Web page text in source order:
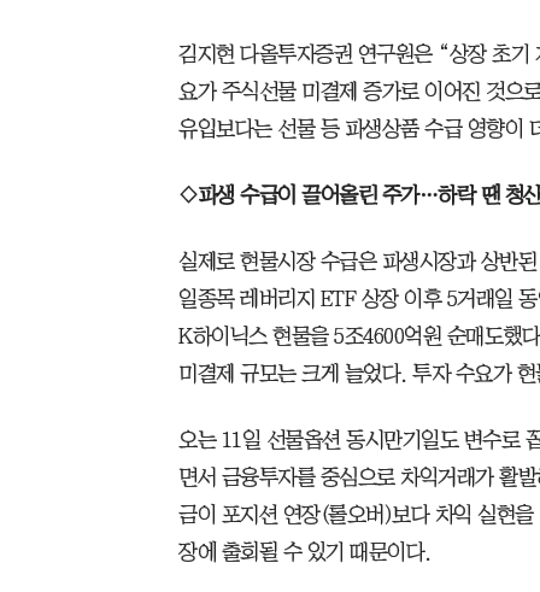
김지현 다올투자증권 연구원은 “상장 초
요가 주식선물 미결제 증가로 이어진 것으
유입보다는 선물 등 파생상품 수급 영향이
◇파생 수급이 끌어올린 주가…하락 땐 청
실제로 현물시장 수급은 파생시장과 상반
일종목 레버리지 ETF 상장 이후 5거래일
K하이닉스 현물을 5조4600억원 순매도했
미결제 규모는 크게 늘었다. 투자 수요가
오는 11일 선물옵션 동시만기일도 변수로
면서 금융투자를 중심으로 차익거래가 활
금이 포지션 연장(롤오버)보다 차익 실현
장에 출회될 수 있기 때문이다.